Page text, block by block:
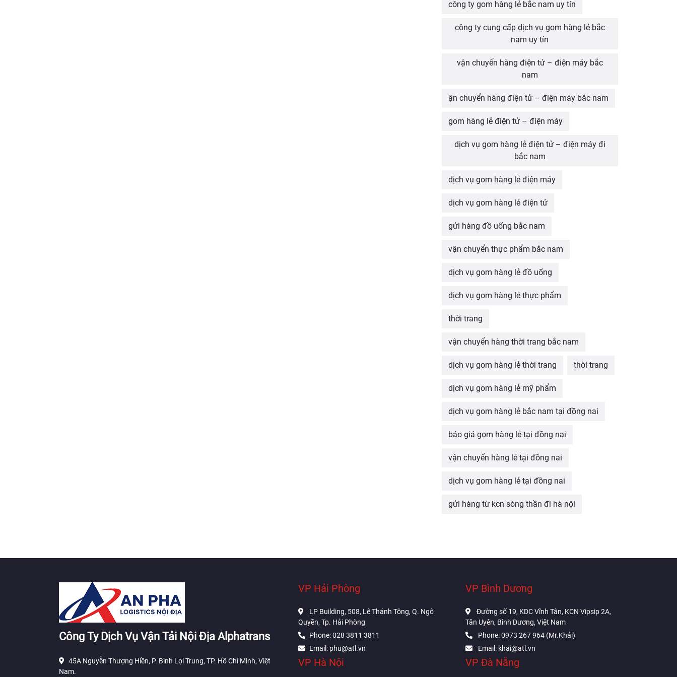
công ty gom hàng lẻ bắc nam uy tín
công ty cung cấp dịch vụ gom hàng lẻ bắc
nam uy tín
vận chuyển hàng điện tử – điện máy bắc
nam
ận chuyển hàng điện tử – điện máy bắc nam
gom hàng lẻ điện tử – điện máy
dịch vụ gom hàng lẻ điện tử – điện máy đi
bắc nam
dịch vụ gom hàng lẻ điện máy
dịch vụ gom hàng lẻ điện tử
gửi hàng đồ uống bắc nam
vận chuyển thực phẩm bắc nam
dịch vụ gom hàng lẻ đồ uống
dịch vụ gom hàng lẻ thực phẩm
thời trang
vận chuyển hàng thời trang bắc nam
dịch vụ gom hàng lẻ thời trang thời trang
dịch vụ gom hàng lẻ mỹ phẩm
dịch vụ gom hàng lẻ bắc nam tại đồng nai
báo giá gom hàng lẻ tại đồng nai
vận chuyển hàng lẻ tại đồng nai
dịch vụ gom hàng lẻ tại đồng nai
gửi hàng từ kcn sóng thần đi hà nội
Công Ty Dịch Vụ Vận Tải Nội Địa Alphatrans
45A Nguyễn Thượng Hiền, P. Bình Lợi Trung, TP. Hồ Chí Minh, Việt
Nam.
VP Hải Phòng
LP Building, 508, Lê Thánh Tông, Q. Ngô
Quyền, Tp. Hải Phòng
Phone: 028 3811 3811
Email: phu@atl.vn
VP Hà Nội
VP Bình Dương
Đường số 19, KDC Vĩnh Tân, KCN Vipsip 2A,
Tân Uyên, Bình Dương, Việt Nam
Phone: 0973 267 964 (Mr.Khải)
Email: khai@atl.vn
VP Đà Nẵng